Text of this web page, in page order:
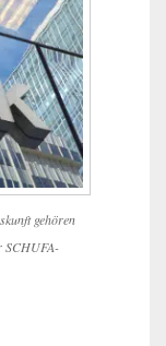
gehören
SCHUFA-